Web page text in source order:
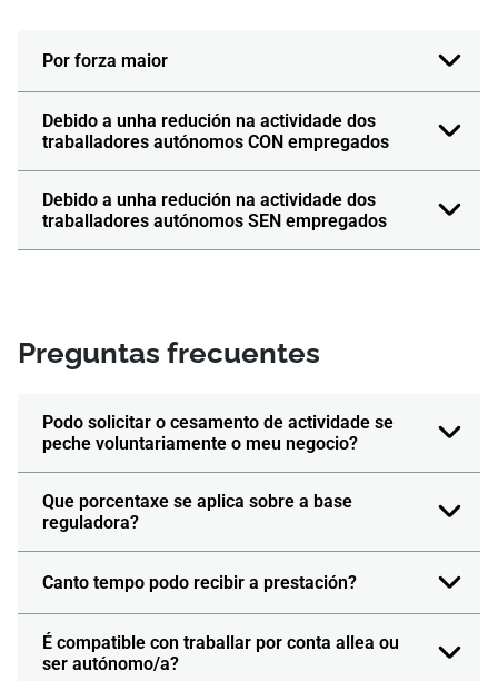
Por forza maior
Debido a unha redución na actividade dos
traballadores autónomos CON empregados
Debido a unha redución na actividade dos
traballadores autónomos SEN empregados
Preguntas frecuentes
Podo solicitar o cesamento de actividade se
peche voluntariamente o meu negocio?
Que porcentaxe se aplica sobre a base
reguladora?
Canto tempo podo recibir a prestación?
É compatible con traballar por conta allea ou
ser autónomo/a?